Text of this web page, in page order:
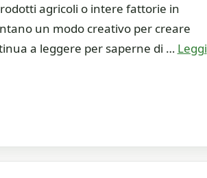
agricoli o intere fattorie in
un modo creativo per creare
a leggere per saperne di … Leggi